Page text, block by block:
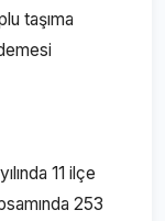
taşıma
11 ilçe
253